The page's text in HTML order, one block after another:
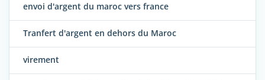
envoi d'argent du maroc vers france
Tranfert d'argent en dehors du Maroc
virement